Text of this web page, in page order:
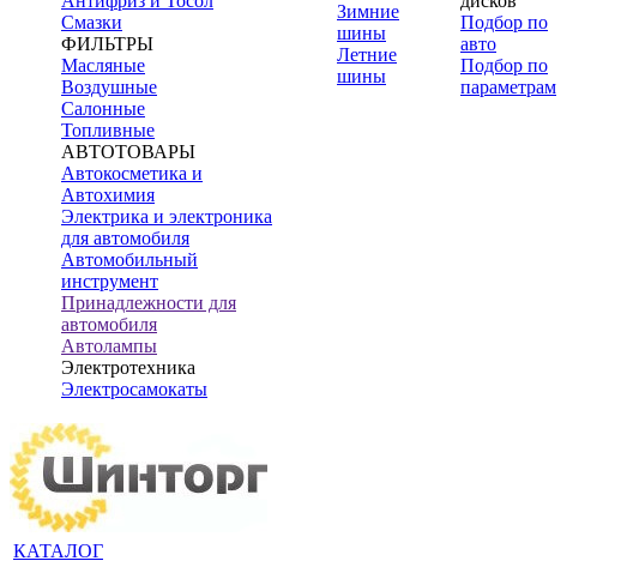
Смазки
ФИЛЬТРЫ
Масляные
Воздушные
Салонные
Топливные
АВТОТОВАРЫ
Автокосметика и
Автохимия
Электрика и электроника
для автомобиля
Автомобильный
инструмент
Принадлежности для
автомобиля
Автолампы
Электротехника
Электросамокаты
Зимние
шины
Летние
шины
Подбор по
авто
Подбор по
параметрам
КАТАЛОГ